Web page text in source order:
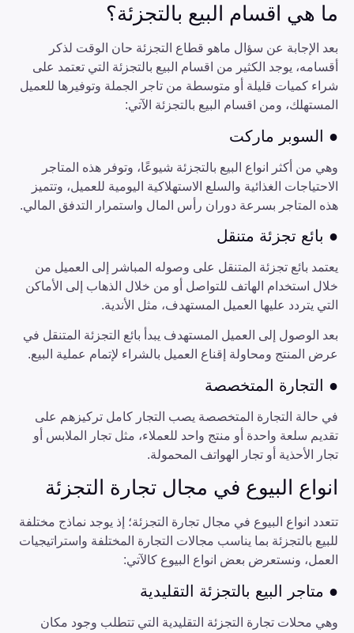
ما هي اقسام البيع بالتجزئة؟
بعد الإجابة عن سؤال ماهو قطاع التجزئة حان الوقت لذكر
أقسامه، يوجد الكثير من اقسام البيع بالتجزئة التي تعتمد على
شراء كميات قليلة أو متوسطة من تاجر الجملة وتوفيرها للعميل
المستهلك، ومن اقسام البيع بالتجزئة الآتي:
● السوبر ماركت
وهي من أكثر انواع البيع بالتجزئة شيوعًا، وتوفر هذه المتاجر
الاحتياجات الغذائية والسلع الاستهلاكية اليومية للعميل، وتتميز
هذه المتاجر بسرعة دوران رأس المال واستمرار التدفق المالي.
● بائع تجزئة متنقل
يعتمد بائع تجزئة المتنقل على وصوله المباشر إلى العميل من
خلال استخدام الهاتف للتواصل أو من خلال الذهاب إلى الأماكن
التي يتردد عليها العميل المستهدف، مثل الأندية.
بعد الوصول إلى العميل المستهدف يبدأ بائع التجزئة المتنقل في
عرض المنتج ومحاولة إقناع العميل بالشراء لإتمام عملية البيع.
● التجارة المتخصصة
في حالة التجارة المتخصصة يصب التجار كامل تركيزهم على
تقديم سلعة واحدة أو منتج واحد للعملاء، مثل تجار الملابس أو
تجار الأحذية أو تجار الهواتف المحمولة.
انواع البيوع في مجال تجارة التجزئة
تتعدد انواع البيوع في مجال تجارة التجزئة؛ إذ يوجد نماذج مختلفة
للبيع بالتجزئة بما يناسب مجالات التجارة المختلفة واستراتيجيات
العمل، ونستعرض بعض انواع البيوع كالآتي:
● متاجر البيع بالتجزئة التقليدية
وهي محلات تجارة التجزئة التقليدية التي تتطلب وجود مكان